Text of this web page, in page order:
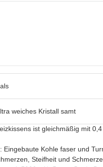
weiches Kristall samt
ist gleichmäßig mit
: Eingebaute Kohle faser und
Steifheit und